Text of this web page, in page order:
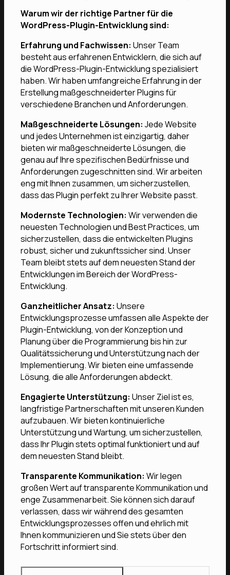
Warum wir der richtige Partner für die
WordPress-Plugin-Entwicklung sind:
Erfahrung und Fachwissen: Unser Team
besteht aus erfahrenen Entwicklern, die sich auf
die WordPress-Plugin-Entwicklung spezialisiert
haben. Wir haben umfangreiche Erfahrung in der
Erstellung maßgeschneiderter Plugins für
verschiedene Branchen und Anforderungen.
Maßgeschneiderte Lösungen: Jede Website
und jedes Unternehmen ist einzigartig, daher
bieten wir maßgeschneiderte Lösungen, die
genau auf Ihre spezifischen Bedürfnisse und
Anforderungen zugeschnitten sind. Wir arbeiten
eng mit Ihnen zusammen, um sicherzustellen,
dass das Plugin perfekt zu Ihrer Website passt.
Modernste Technologien: Wir verwenden die
neuesten Technologien und Best Practices, um
sicherzustellen, dass die entwickelten Plugins
robust, sicher und zukunftssicher sind. Unser
Team bleibt stets auf dem neuesten Stand der
Entwicklungen im Bereich der WordPress-
Entwicklung.
Ganzheitlicher Ansatz: Unsere
Entwicklungsprozesse umfassen alle Aspekte der
Plugin-Entwicklung, von der Konzeption und
Planung über die Programmierung bis hin zur
Qualitätssicherung und Unterstützung nach der
Implementierung. Wir bieten eine umfassende
Lösung, die alle Anforderungen abdeckt.
Engagierte Unterstützung: Unser Ziel ist es,
langfristige Partnerschaften mit unseren Kunden
aufzubauen. Wir bieten kontinuierliche
Unterstützung und Wartung, um sicherzustellen,
dass Ihr Plugin stets optimal funktioniert und auf
dem neuesten Stand bleibt.
Transparente Kommunikation: Wir legen
großen Wert auf transparente Kommunikation und
enge Zusammenarbeit. Sie können sich darauf
verlassen, dass wir während des gesamten
Entwicklungsprozesses offen und ehrlich mit
Ihnen kommunizieren und Sie stets über den
Fortschritt informiert sind.